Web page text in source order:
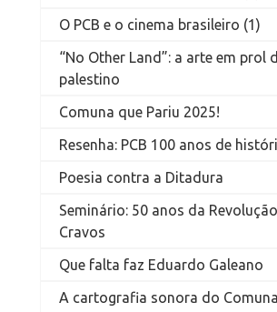
O PCB e o cinema brasileiro (1)
“No Other Land”: a arte em prol
palestino
Comuna que Pariu 2025!
Resenha: PCB 100 anos de
Poesia contra a Ditadura
Seminário: 50 anos da
Cravos
Que falta faz Eduardo Galeano
A cartografia sonora do